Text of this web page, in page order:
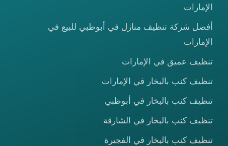
الإمارات
أفضل شركة تنظيف منازل في أبوظبي للبيع في
الإمارات
تنظيف عميق في الإمارات
تنظيف كنب بالبخار في الإمارات
تنظيف كنب بالبخار في أبوظبي
تنظيف كنب بالبخار في الشارقة
تنظيف كنب بالبخار في الفجيرة